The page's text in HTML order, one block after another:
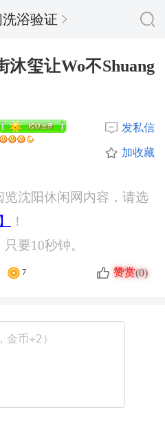
浴验证
沐玺让Wo不Shuang
发私信
加收藏
览沈阳休闲网内容，请选
！
要10秒钟。
7 赞赏(0)